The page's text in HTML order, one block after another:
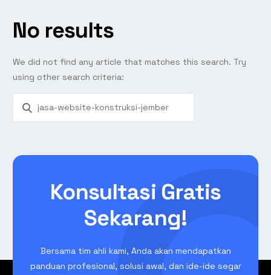
No results
We did not find any article that matches this search. Try
using other search criteria:
Konsultasi Gratis
Sekarang!
Bersama tim ahli kami, Anda akan mendapatkan
panduan profesional, solusi awal, dan ide-ide segar